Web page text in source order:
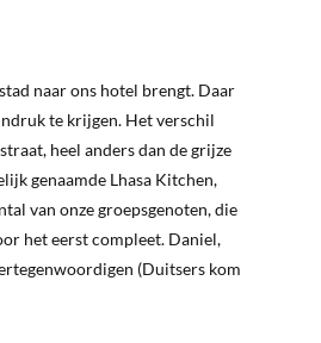
naar ons hotel brengt. Daar
te krijgen. Het verschil
heel anders dan de grijze
genaamde Lhasa Kitchen,
van onze groepsgenoten, die
het eerst compleet. Daniel,
(Duitsers kom